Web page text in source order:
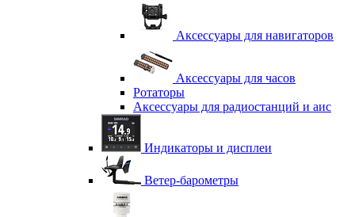
Аксессуары для навигаторов
Аксессуары для часов
Ротаторы
Аксессуары для радиостанций и аис
Индикаторы и дисплеи
Ветер-барометры